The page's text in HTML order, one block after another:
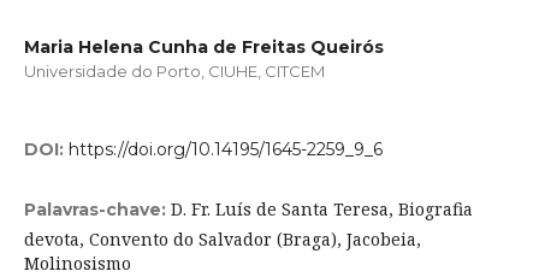
Maria Helena Cunha de Freitas Queirós
Universidade do Porto, CIUHE, CITCEM
DOI: https://doi.org/10.14195/1645-2259_9_6
Palavras-chave: D. Fr. Luís de Santa Teresa, Biografia
devota, Convento do Salvador (Braga), Jacobeia,
Molinosismo